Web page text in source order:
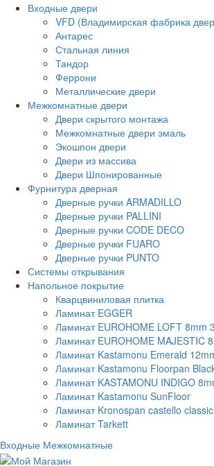
Входные двери
VFD (Владимирская фабрика
Антарес
Стальная линия
Тандор
Феррони
Металлические двери
Межкомнатные двери
Двери скрытого монтажа
Межкомнатные двери эмаль
Экошпон двери
Двери из массива
Двери Шпонированные
Фурнитура дверная
Дверные ручки ARMADILLO
Дверные ручки PALLINI
Дверные ручки CODE DECO
Дверные ручки FUARO
Дверные ручки PUNTO
Системы открывания
Напольное покрытие
Кварцвиниловая плитка
Ламинат EGGER
Ламинат EUROHOME LOFT 8mm
Ламинат EUROHOME MAJESTIC
Ламинат Kastamonu Emerald
Ламинат Kastamonu Floorpan
Ламинат KASTAMONU INDIGO
Ламинат Kastamonu SunFloor
Ламинат Kronospan castello
Ламинат Tarkett
Входные Межкомнатные